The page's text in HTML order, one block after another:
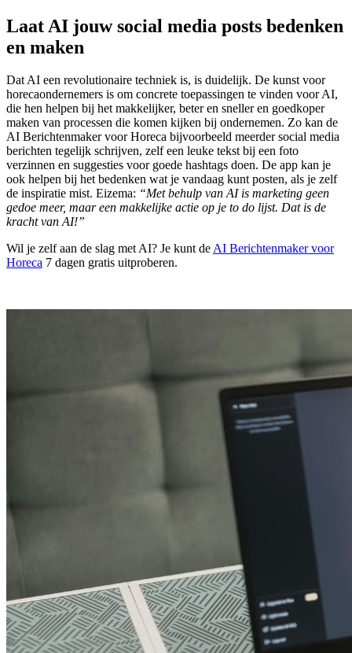
Laat AI jouw social media posts bedenken
en maken
Dat AI een revolutionaire techniek is, is duidelijk. De kunst voor
horecaondernemers is om concrete toepassingen te vinden voor AI,
die hen helpen bij het makkelijker, beter en sneller en goedkoper
maken van processen die komen kijken bij ondernemen. Zo kan de
AI Berichtenmaker voor Horeca bijvoorbeeld meerder social media
berichten tegelijk schrijven, zelf een leuke tekst bij een foto
verzinnen en suggesties voor goede hashtags doen. De app kan je
ook helpen bij het bedenken wat je vandaag kunt posten, als je zelf
de inspiratie mist. Eizema: “Met behulp van AI is marketing geen
gedoe meer, maar een makkelijke actie op je to do lijst. Dat is de
kracht van AI!”
Wil je zelf aan de slag met AI? Je kunt deAI Berichtenmaker voor
Horeca 7 dagen gratis uitproberen.